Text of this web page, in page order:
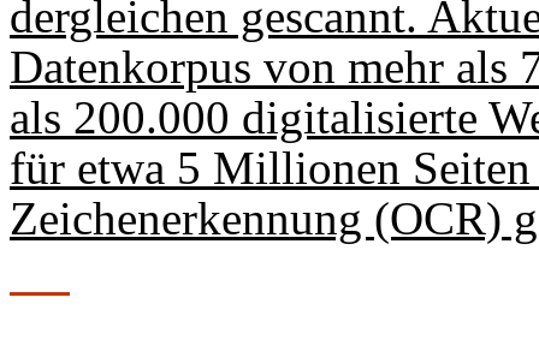
dergleichen gescannt.
Datenkorpus von mehr als
als 200.000 digitalisierte
für etwa 5 Millionen
Zeichenerkennung (OCR)